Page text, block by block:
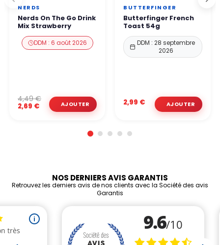
NERDS
Nerds On The Go Drink
Mix Strawberry
DDM : 6 août 2026
2,69 €
4,49 €
BUTTERFINGER
Butterfinger French
Toast 54g
DDM : 28 septembre
2026
2,99 €
NOS DERNIERS AVIS GARANTIS
Retrouvez les derniers avis de nos clients avec la Société des avis
Garantis